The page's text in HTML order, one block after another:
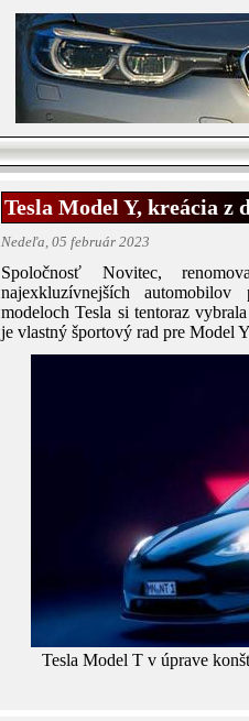
Tesla Model Y, kreácia z
Nedeľa, 05 február 2023
Spoločnosť Novitec,
najexkluzívnejších
modeloch Tesla si tentoraz
je vlastný športový rad pre Model
Tesla Model T v úprave